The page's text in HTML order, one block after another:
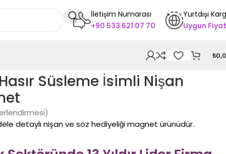
İletişim Numarası
+90 533 621 07 70
Yurtdışı
Uygun Fiyat
₺
Süsleme İsimli Nişan
detaylı nişan ve söz hediyeliği magnet ürünüdür.